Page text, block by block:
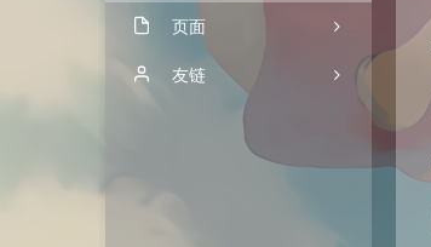
页面
归档友链